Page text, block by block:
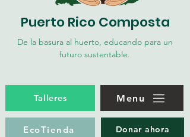
Puerto Rico Composta
De la basura al huerto, educando para un
futuro sustentable.
Talleres Menu
EcoTienda Donar ahora